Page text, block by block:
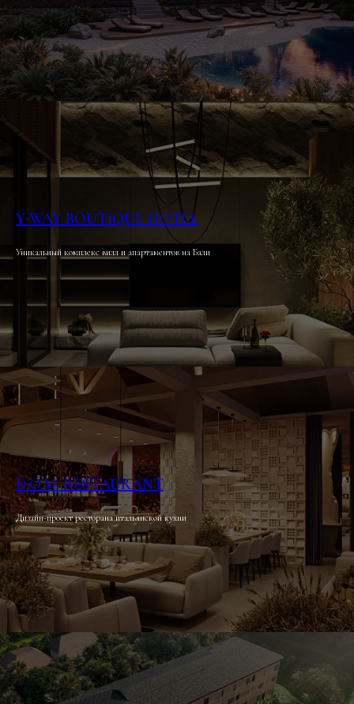
Y-WAY BOUTIQUE HOTEL
Уникальный комплекс вилл и апартаментов на Бали
D.O.M. RESTAURANT
Дизайн-проект ресторана итальянской кухни